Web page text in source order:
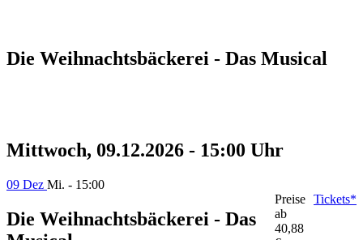
Die Weihnachtsbäckerei - Das Musical
Mittwoch, 09.12.2026 - 15:00 Uhr
09 Dez Mi. - 15:00
Die Weihnachtsbäckerei - Das
Preise
ab
40,88
Tickets*